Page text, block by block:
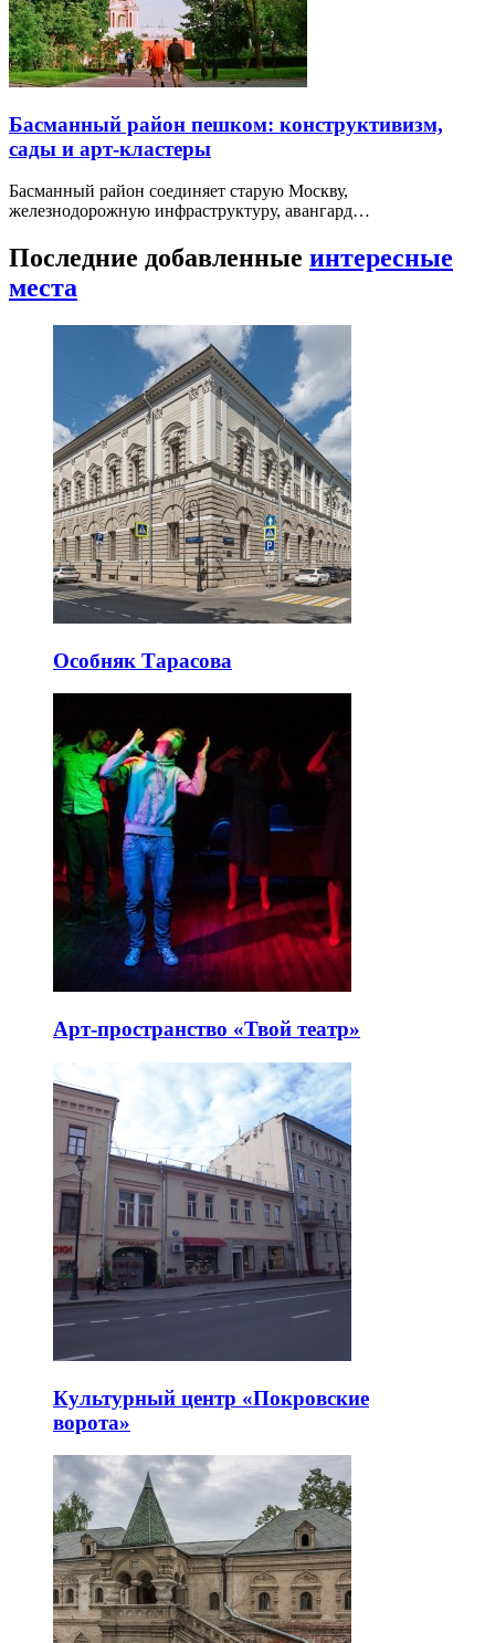
Басманный район пешком: конструктивизм,
сады и арт-кластеры
Басманный район соединяет старую Москву,
железнодорожную инфраструктуру, авангард…
Последние добавленные интересные
места
Особняк Тарасова
Арт-пространство «Твой театр»
Культурный центр «Покровские
ворота»